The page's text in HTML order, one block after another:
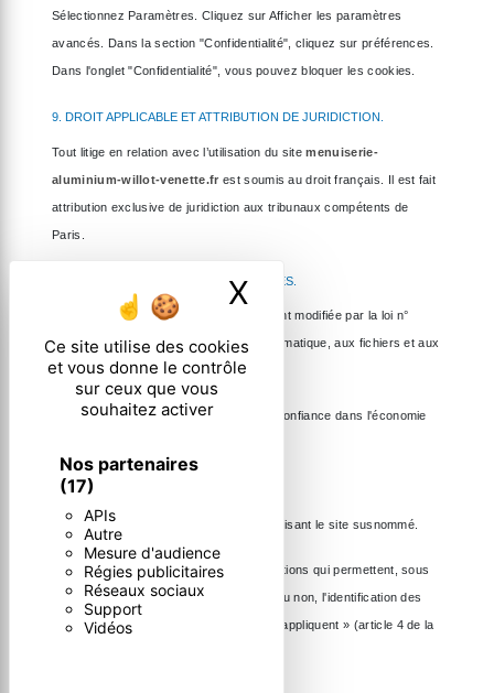
Ce site utilise des cookies
et vous donne le contrôle
sur ceux que vous
souhaitez activer
Nos partenaires
(17)
APIs
Autre
Mesure d'audience
Régies publicitaires
Réseaux sociaux
Support
Vidéos
X Masquer le
Sélectionnez Paramètres. Cliquez sur Afficher les paramètres
avancés. Dans la section "Confidentialité", cliquez sur préférences.
Dans l'onglet "Confidentialité", vous pouvez bloquer les cookies.
9. DROIT APPLICABLE ET ATTRIBUTION DE JURIDICTION.
Tout litige en relation avec l’utilisation du sitemenuiserie-
aluminium-willot-venette.fr est soumis au droit français. Il est fait
attribution exclusive de juridiction aux tribunaux compétents de
Paris.
10. LES PRINCIPALES LOIS CONCERNÉES.
Loi n° 78-17 du 6 janvier 1978, notamment modifiée par la loi n°
2004-801 du 6 août 2004 relative à l'informatique, aux fichiers et aux
libertés.
Loi n° 2004-575 du 21 juin 2004 pour la confiance dans l'économie
11. LEXIQUE.
Utilisateur : Internaute se connectant, utilisant le site susnommé.
Informations personnelles : « les informations qui permettent, sous
quelque forme que ce soit, directement ou non, l'identification des
personnes physiques auxquelles elles s'appliquent » (article 4 de la